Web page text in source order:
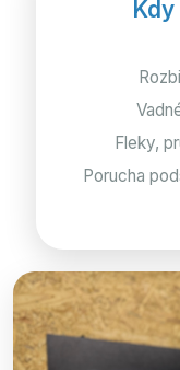
Fleky,
Porucha